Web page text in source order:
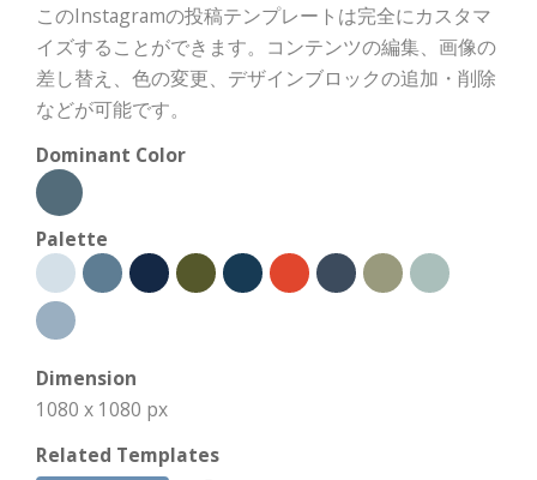
このInstagramの投稿テンプレートは完全にカスタマ
イズすることができます。コンテンツの編集、画像の
差し替え、色の変更、デザインブロックの追加・削除
などが可能です。
Dominant Color
Palette
Dimension
1080 x 1080 px
Related Templates